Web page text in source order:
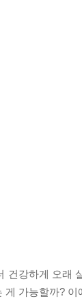
건강하게 오래
게 가능할까?